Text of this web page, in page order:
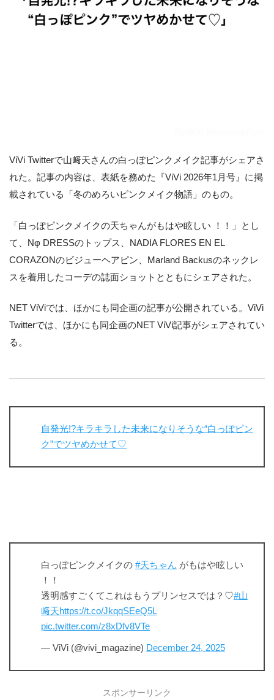
ViVi Twitterで山﨑天さんの白っぽピンクメイク記事がシェアさ
れた。記事の内容は、表紙を務めた『ViVi 2026年1月号』に掲
載されている「冬のめろいピンクメイク物語」のもの。
「白っぽピンクメイクの天ちゃんがもはや眩しい ！！」とし
て、Nφ DRESSのトップス、NADIA FLORES EN EL
CORAZONのビジューヘアピン、Marland Backusのネックレ
スを着用したコーデの誌面ショットとともにシェアされた。
NET ViViでは、ほかにも同企画の記事が公開されている。ViVi
Twitterでは、ほかにも同企画のNET ViVi記事がシェアされてい
る。
自発光!?キラキラした未来になりそうな“白っぽピン
ク”でツヤめかせて♡
白っぽピンクメイクの #天ちゃん がもはや眩しい
！！
透明感すごくてこれはもうプリンセスでは？♡#山
﨑天https://t.co/JkqqSEeQ5L
pic.twitter.com/z8xDfv8VTe
— ViVi (@vivi_magazine) December 24, 2025
スポンサーリンク